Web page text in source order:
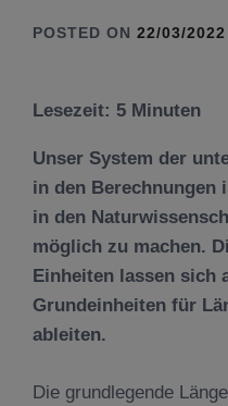
POSTED ON 22/03/2022
Lesezeit: 5 Minuten
Unser System der
in den Berechnungen
in den
möglich zu machen.
Einheiten lassen sich
Grundeinheiten für
ableiten.
Die grundlegende